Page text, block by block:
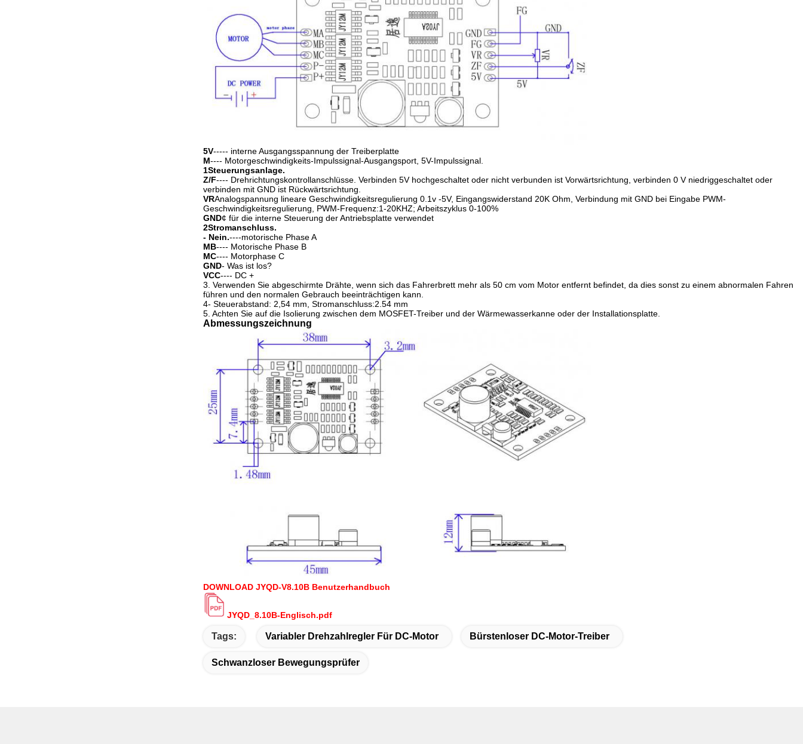
5V----- interne Ausgangsspannung der Treiberplatte
M---- Motorgeschwindigkeits-Impulssignal-Ausgangsport, 5V-Impulssignal.
1Steuerungsanlage.
Z/F---- Drehrichtungskontrollanschlüsse. Verbinden 5V hochgeschaltet oder nicht verbunden ist Vorwärtsrichtung, verbinden 0 V niedriggeschaltet oder
verbinden mit GND ist Rückwärtsrichtung.
VRAnalogspannung lineare Geschwindigkeitsregulierung 0.1v -5V, Eingangswiderstand 20K Ohm, Verbindung mit GND bei Eingabe PWM-
Geschwindigkeitsregulierung, PWM-Frequenz:1-20KHZ; Arbeitszyklus 0-100%
GND¢ für die interne Steuerung der Antriebsplatte verwendet
2Stromanschluss.
- Nein.----motorische Phase A
MB---- Motorische Phase B
MC---- Motorphase C
GND- Was ist los?
VCC---- DC +
3. Verwenden Sie abgeschirmte Drähte, wenn sich das Fahrerbrett mehr als 50 cm vom Motor entfernt befindet, da dies sonst zu einem abnormalen Fahren
führen und den normalen Gebrauch beeinträchtigen kann.
4- Steuerabstand: 2,54 mm, Stromanschluss:2.54 mm
5. Achten Sie auf die Isolierung zwischen dem MOSFET-Treiber und der Wärmewasserkanne oder der Installationsplatte.
Abmessungszeichnung
DOWNLOAD JYQD-V8.10B Benutzerhandbuch
JYQD_8.10B-Englisch.pdf
Tags: Variabler Drehzahlregler Für DC-Motor Bürstenloser DC-Motor-Treiber
Schwanzloser Bewegungsprüfer